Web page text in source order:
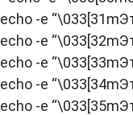
echo -e
echo -e
echo -e
echo -e
echo -e